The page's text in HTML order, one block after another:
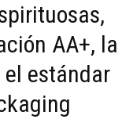
AA+, la
estándar